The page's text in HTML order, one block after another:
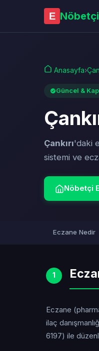
E
Anasayfa›
Güncel &
Çankırı'daki
sistemi ve
Nöbetçi
Eczane Nedir
1
Eczane
ilaç
6197) ile